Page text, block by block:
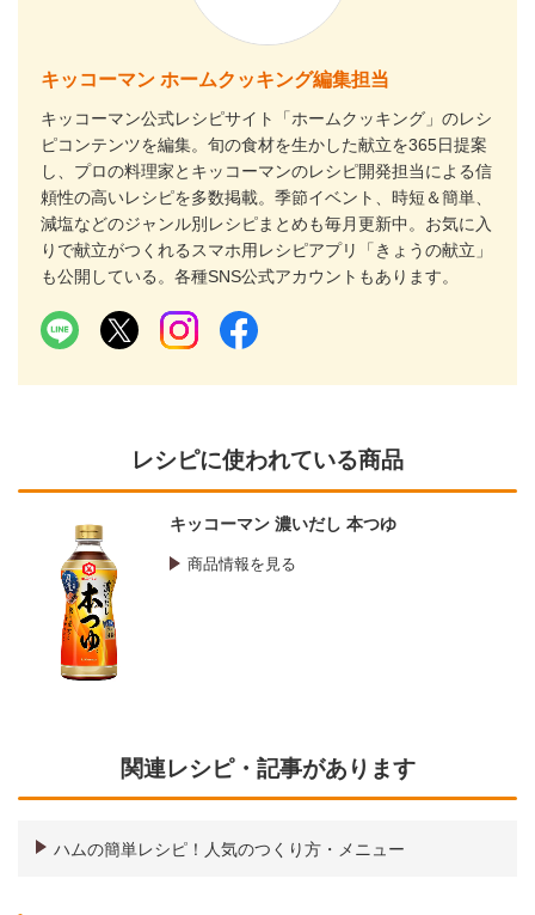
キッコーマン ホームクッキング編集担当
キッコーマン公式レシピサイト「ホームクッキング」のレシ
ピコンテンツを編集。旬の食材を生かした献立を365日提案
し、プロの料理家とキッコーマンのレシピ開発担当による信
頼性の高いレシピを多数掲載。季節イベント、時短＆簡単、
減塩などのジャンル別レシピまとめも毎月更新中。お気に入
りで献立がつくれるスマホ用レシピアプリ「きょうの献立」
も公開している。各種SNS公式アカウントもあります。
レシピに使われている商品
キッコーマン 濃いだし 本つゆ
商品情報を見る
関連レシピ・記事があります
ハムの簡単レシピ！人気のつくり方・メニュー